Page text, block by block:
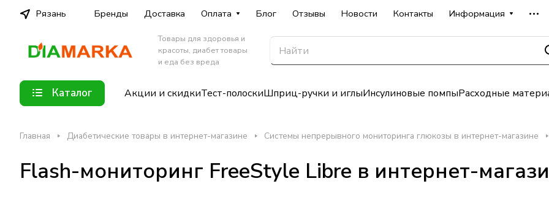
Рязань Бренды Доставка Оплата Блог Отзывы Новости Контакты Информация
Товары для здоровья и
красоты, диабет товары
и еда без вреда
Каталог Акции и скидкиТест-полоскиШприц-ручки и иглыИнсулиновые помпыРасходные
Главная Диабетические товары в интернет-магазине Системы непрерывного мониторинга глюкозы в интернет-магазине
Flash-мониторинг FreeStyle Libre в интернет-